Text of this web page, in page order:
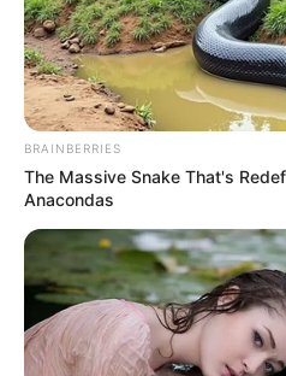
BRAINBERRIES
The Massive Snake That's
Anacondas